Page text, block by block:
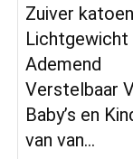
Zuiver katoen
Lichtgewicht
Ademend
Verstelbaar
Baby’s en
van van…